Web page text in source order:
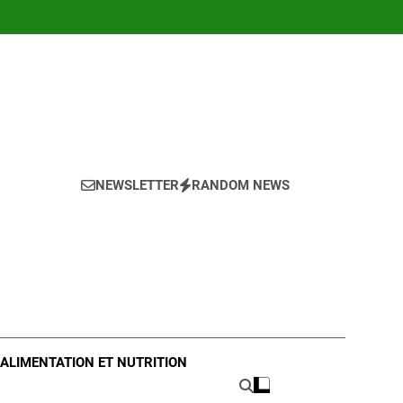
NEWSLETTER RANDOM NEWS
ALIMENTATION ET NUTRITION